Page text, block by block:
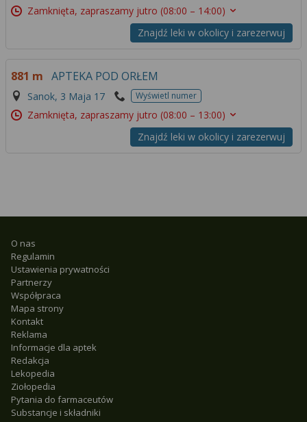
Zamknięta, zapraszamy jutro (08:00 – 14:00)
Znajdź leki w okolicy i zarezerwuj
881 m APTEKA POD ORŁEM
Sanok, 3 Maja 17 Wyświetl numer
Zamknięta, zapraszamy jutro (08:00 – 13:00)
Znajdź leki w okolicy i zarezerwuj
O nas
Regulamin
Ustawienia prywatności
Partnerzy
Współpraca
Mapa strony
Kontakt
Reklama
Informacje dla aptek
Redakcja
Lekopedia
Ziołopedia
Pytania do farmaceutów
Substancje i składniki